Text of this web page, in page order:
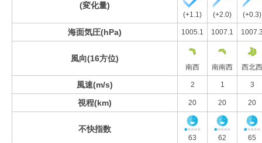
(変化量)
(+1.1) (+2.0) (+0.3)
海面気圧(hPa) 1005.1 1007.1
風向(16方位)
南西 南南西 西北西
風速(m/s) 2 1 3
視程(km) 20 20 20
不快指数
63 62 65